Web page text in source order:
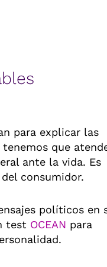
para explicar las
que
ante la vida. Es
consumidor.
políticos en
test OCEAN para